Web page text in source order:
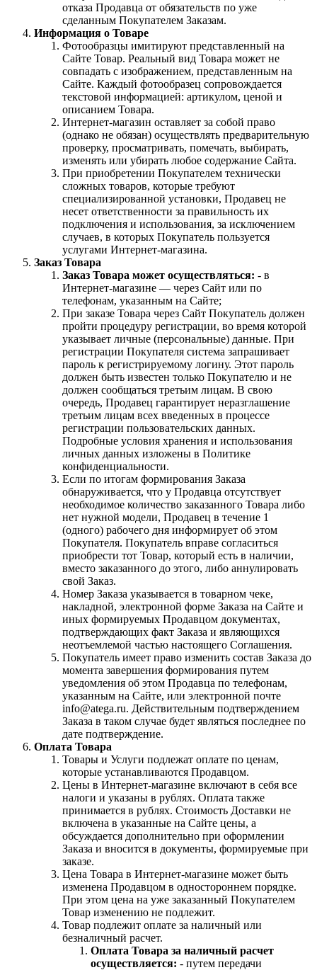
отказа Продавца от обязательств по уже
сделанным Покупателем Заказам.
Информация о Товаре
Фотообразцы имитируют представленный на
Сайте Товар. Реальный вид Товара может не
совпадать с изображением, представленным на
Сайте. Каждый фотообразец сопровождается
текстовой информацией: артикулом, ценой и
описанием Товара.
Интернет-магазин оставляет за собой право
(однако не обязан) осуществлять предварительную
проверку, просматривать, помечать, выбирать,
изменять или убирать любое содержание Сайта.
При приобретении Покупателем технически
сложных товаров, которые требуют
специализированной установки, Продавец не
несет ответственности за правильность их
подключения и использования, за исключением
случаев, в которых Покупатель пользуется
услугами Интернет-магазина.
Заказ Товара
Заказ Товара может осуществляться: - в
Интернет-магазине — через Сайт или по
телефонам, указанным на Сайте;
При заказе Товара через Сайт Покупатель должен
пройти процедуру регистрации, во время которой
указывает личные (персональные) данные. При
регистрации Покупателя система запрашивает
пароль к регистрируемому логину. Этот пароль
должен быть известен только Покупателю и не
должен сообщаться третьим лицам. В свою
очередь, Продавец гарантирует неразглашение
третьим лицам всех введенных в процессе
регистрации пользовательских данных.
Подробные условия хранения и использования
личных данных изложены в Политике
конфиденциальности.
Если по итогам формирования Заказа
обнаруживается, что у Продавца отсутствует
необходимое количество заказанного Товара либо
нет нужной модели, Продавец в течение 1
(одного) рабочего дня информирует об этом
Покупателя. Покупатель вправе согласиться
приобрести тот Товар, который есть в наличии,
вместо заказанного до этого, либо аннулировать
свой Заказ.
Номер Заказа указывается в товарном чеке,
накладной, электронной форме Заказа на Сайте и
иных формируемых Продавцом документах,
подтверждающих факт Заказа и являющихся
неотъемлемой частью настоящего Соглашения.
Покупатель имеет право изменить состав Заказа до
момента завершения формирования путем
уведомления об этом Продавца по телефонам,
указанным на Сайте, или электронной почте
info@atega.ru. Действительным подтверждением
Заказа в таком случае будет являться последнее по
дате подтверждение.
Оплата Товара
Товары и Услуги подлежат оплате по ценам,
которые устанавливаются Продавцом.
Цены в Интернет-магазине включают в себя все
налоги и указаны в рублях. Оплата также
принимается в рублях. Стоимость Доставки не
включена в указанные на Сайте цены, а
обсуждается дополнительно при оформлении
Заказа и вносится в документы, формируемые при
заказе.
Цена Товара в Интернет-магазине может быть
изменена Продавцом в одностороннем порядке.
При этом цена на уже заказанный Покупателем
Товар изменению не подлежит.
Товар подлежит оплате за наличный или
безналичный расчет.
Оплата Товара за наличный расчет
осуществляется: - путем передачи